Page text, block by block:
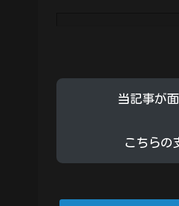
当記事が
こちらの